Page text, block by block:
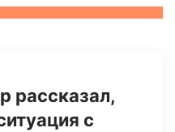
рассказал,
с